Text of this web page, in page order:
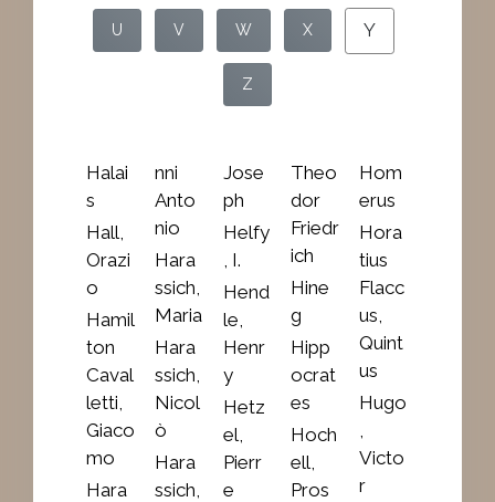
U V W X Y
Z
Halai
s
Hall,
Orazi
o
Hamil
ton
Caval
letti,
Giaco
mo
Hara
nni
Anto
nio
Hara
ssich,
Maria
Hara
ssich,
Nicol
ò
Hara
ssich,
Jose
ph
Helfy
, I.
Hend
le,
Henr
y
Hetz
el,
Pierr
e
Theo
dor
Friedr
ich
Hine
g
Hipp
ocrat
es
Hoch
ell,
Pros
Hom
erus
Hora
tius
Flacc
us,
Quint
us
Hugo
Victo
r